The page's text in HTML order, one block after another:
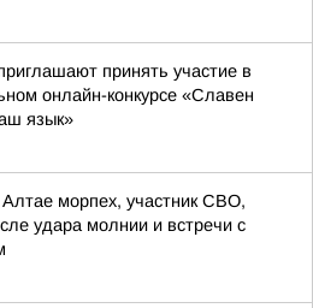
принять участие в
онлайн-конкурсе «Славен
язык»
морпех, участник СВО,
удара молнии и встречи с